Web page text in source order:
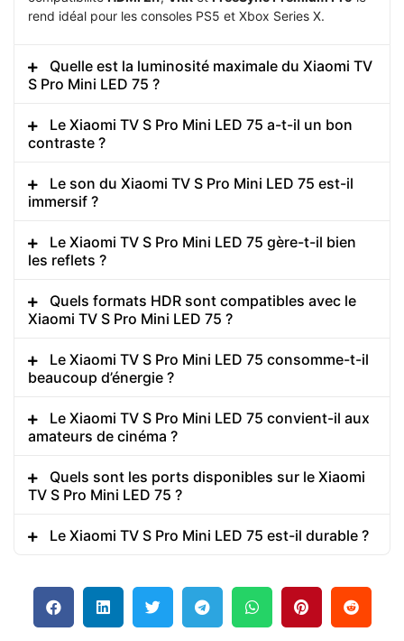
rend idéal pour les consoles PS5 et Xbox Series X.
Quelle est la luminosité maximale du Xiaomi TV
S Pro Mini LED 75 ?
Le Xiaomi TV S Pro Mini LED 75 a-t-il un bon
contraste ?
Le son du Xiaomi TV S Pro Mini LED 75 est-il
immersif ?
Le Xiaomi TV S Pro Mini LED 75 gère-t-il bien
les reflets ?
Quels formats HDR sont compatibles avec le
Xiaomi TV S Pro Mini LED 75 ?
Le Xiaomi TV S Pro Mini LED 75 consomme-t-il
beaucoup d’énergie ?
Le Xiaomi TV S Pro Mini LED 75 convient-il aux
amateurs de cinéma ?
Quels sont les ports disponibles sur le Xiaomi
TV S Pro Mini LED 75 ?
Le Xiaomi TV S Pro Mini LED 75 est-il durable ?